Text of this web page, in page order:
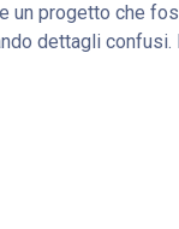
un progetto che
dettagli confusi.